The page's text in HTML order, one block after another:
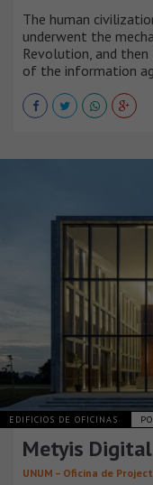
The human
underwent the
Revolution, and
of the information
EDIFICIOS DE OFICINAS
Metyis
UNUM – Oficina de